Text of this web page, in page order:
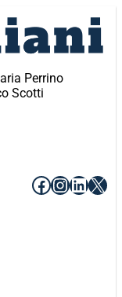
Perrino
Scotti
Facebook
X